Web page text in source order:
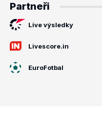
Partneři
Live výsledky
Livescore.in
EuroFotbal